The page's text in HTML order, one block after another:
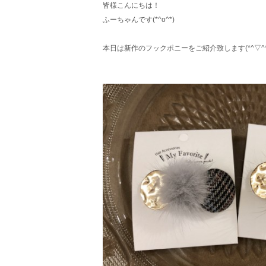
皆様こんにちは！
ふーちゃんです(*^o^*)
本日は新作のフックポニーをご紹介致します